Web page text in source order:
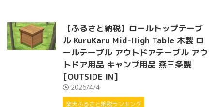
【ふるさと納税】ロールトップテーブ
ル KuruKaru Mid-High Table 木製 ロ
ールテーブル アウトドアテーブル アウ
トドア用品 キャンプ用品 燕三条製
[OUTSIDE IN]
2026/4/4
楽天ふるさと納税ランキング